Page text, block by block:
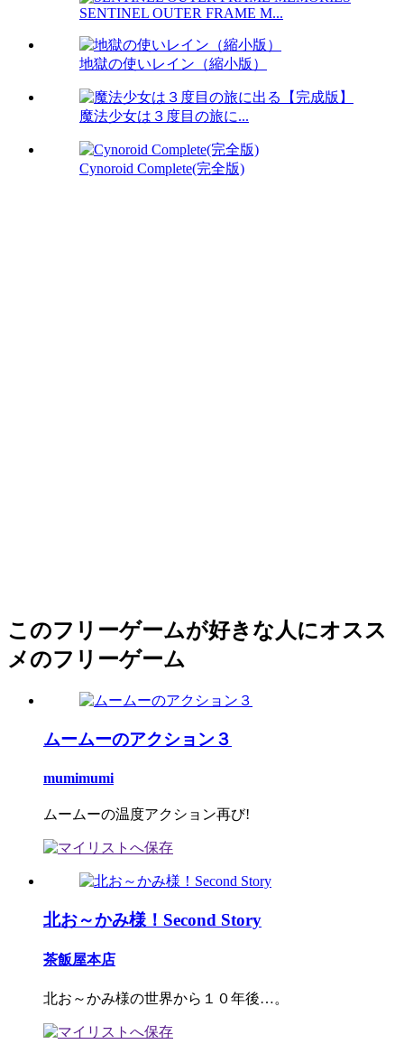
SENTINEL OUTER FRAME M...
地獄の使いレイン（縮小版）
魔法少女は３度目の旅に...
Cynoroid Complete(完全版)
このフリーゲームが好きな人にオスス
メのフリーゲーム
ムームーのアクション３
mumimumi
ムームーの温度アクション再び!
北お～かみ様！Second Story
茶飯屋本店
北お～かみ様の世界から１０年後…。